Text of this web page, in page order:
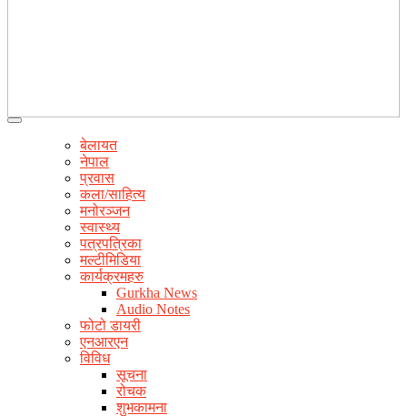
बेलायत
नेपाल
प्रवास
कला/साहित्य
मनोरञ्जन
स्वास्थ्य
पत्रपत्रिका
मल्टीमिडिया
कार्यक्रमहरु
Gurkha News
Audio Notes
फोटो डायरी
एनआरएन
विविध
सूचना
रोचक
शुभकामना